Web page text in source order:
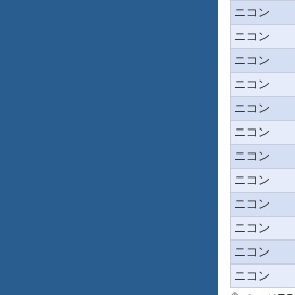
ニコン
ニコン
ニコン
ニコン
ニコン
ニコン
ニコン
ニコン
ニコン
ニコン
ニコン
ニコン